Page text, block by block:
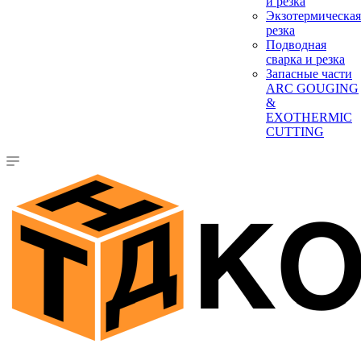
Экзотермическая
резка
Подводная
сварка и резка
Запасные части
ARC GOUGING
&
EXOTHERMIC
CUTTING